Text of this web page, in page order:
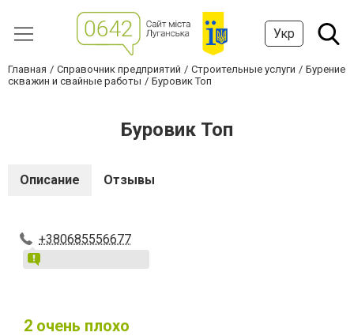
Укр
Главная Справочник предприятий Строительные услуги
Бурение
скважин и свайные работы
Буровик Топ
Буровик Топ
Описание Отзывы
+380685556677
2 очень плохо